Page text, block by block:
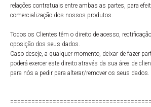
relações contratuais entre ambas as partes, para
comercialização dos nossos produtos.
Todos os Clientes têm o direito de acesso,
oposição dos seus dados.
Caso deseje, a qualquer momento, deixar de fazer
poderá exercer este direito através da sua área de
para nós a pedir para alterar/remover os seus dados.